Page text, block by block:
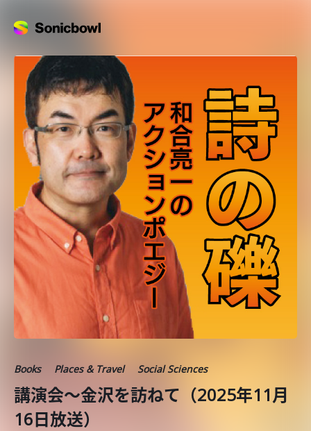
Books Places & Travel Social Sciences
講演会～金沢を訪ねて（2025年11月
16日放送）